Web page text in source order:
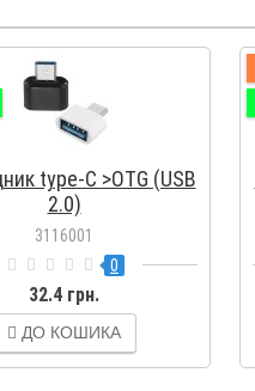
type-C >OTG (USB
2.0)
3116001
0
32.4 грн.
ДО КОШИКА